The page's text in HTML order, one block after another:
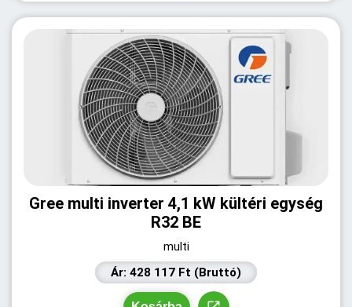
Gree multi inverter 4,1 kW kültéri egység
R32 BE
multi
Ár: 428 117 Ft (Bruttó)